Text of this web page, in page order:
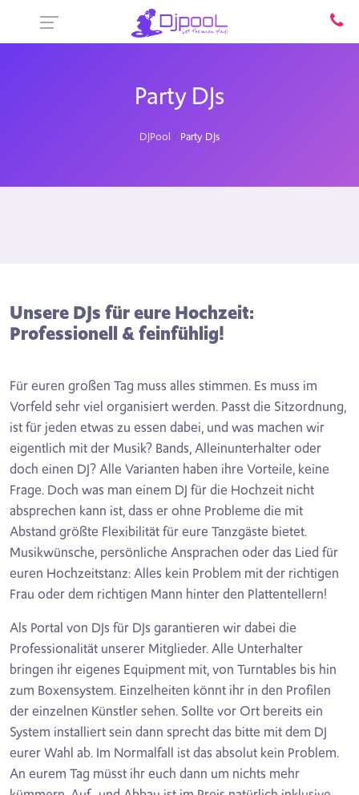
Party DJs
DJPool Party DJs
Unsere DJs für eure Hochzeit:
Professionell & feinfühlig!
Für euren großen Tag muss alles stimmen. Es muss im
Vorfeld sehr viel organisiert werden. Passt die Sitzordnung,
ist für jeden etwas zu essen dabei, und was machen wir
eigentlich mit der Musik? Bands, Alleinunterhalter oder
doch einen DJ? Alle Varianten haben ihre Vorteile, keine
Frage. Doch was man einem DJ für die Hochzeit nicht
absprechen kann ist, dass er ohne Probleme die mit
Abstand größte Flexibilität für eure Tanzgäste bietet.
Musikwünsche, persönliche Ansprachen oder das Lied für
euren Hochzeitstanz: Alles kein Problem mit der richtigen
Frau oder dem richtigen Mann hinter den Plattentellern!
Als Portal von DJs für DJs garantieren wir dabei die
Professionalität unserer Mitglieder. Alle Unterhalter
bringen ihr eigenes Equipment mit, von Turntables bis hin
zum Boxensystem. Einzelheiten könnt ihr in den Profilen
der einzelnen Künstler sehen. Sollte vor Ort bereits ein
System installiert sein dann sprecht das bitte mit dem DJ
eurer Wahl ab. Im Normalfall ist das absolut kein Problem.
An eurem Tag müsst ihr euch dann um nichts mehr